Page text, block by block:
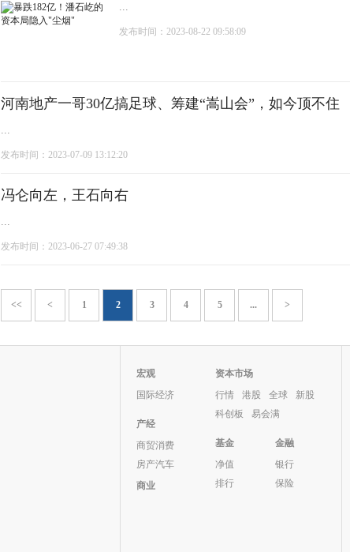
...
发布时间：2023-08-22 09:58:09
河南地产一哥30亿搞足球、筹建“嵩山会”，如今顶不住
...
发布时间：2023-07-09 13:12:20
冯仑向左，王石向右
...
发布时间：2023-06-27 07:49:38
<< < 1 2 3 4 5 ... >
宏观
国际经济
产经
商贸消费
房产汽车
商业
资本市场
行情
港股 全球
新股
科创板
易会满
基金
净值
排行
金融
银行
保险